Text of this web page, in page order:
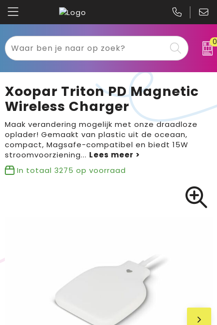
0
Textiel
Werkkleding
Sport
Tassen
Bloemen, planten en bomen
Kariban
B&C
Gildan
Clique
Printer
Xoopar Triton PD Magnetic
Wireless Charger
Maak verandering mogelijk met onze draadloze
oplader! Gemaakt van plastic uit de oceaan,
compact, Magsafe-compatibel en biedt 15W
stroomvoorziening...
In totaal 3275 op voorraad